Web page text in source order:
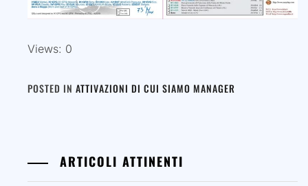
Views: 0
POSTED IN ATTIVAZIONI DI CUI SIAMO MANAGER
ARTICOLI ATTINENTI